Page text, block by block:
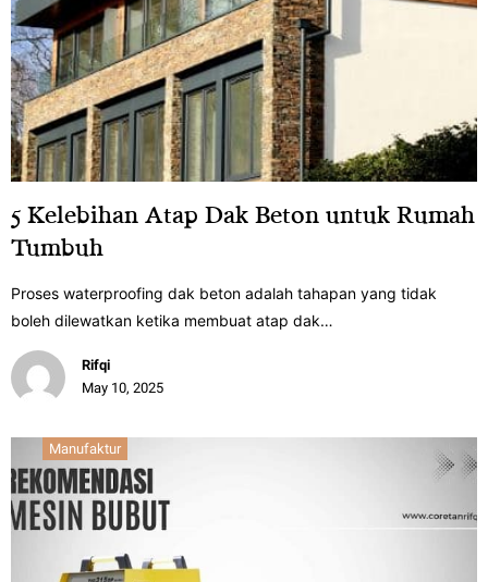
5 Kelebihan Atap Dak Beton untuk Rumah
Tumbuh
Proses waterproofing dak beton adalah tahapan yang tidak
boleh dilewatkan ketika membuat atap dak…
Rifqi
May 10, 2025
Manufaktur